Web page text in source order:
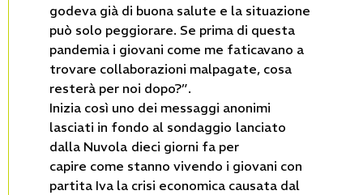
godeva già di buona salute e la situazione
può solo peggiorare. Se prima di questa
pandemia i giovani come me faticavano a
trovare collaborazioni malpagate, cosa
resterà per noi dopo?”.
Inizia così uno dei messaggi anonimi
lasciati in fondo al sondaggio lanciato
dalla Nuvola dieci giorni fa per
capire come stanno vivendo i giovani con
partita Iva la crisi economica causata dal